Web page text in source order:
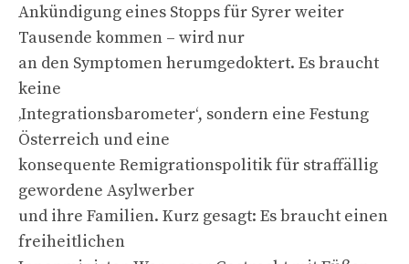
Ankündigung eines Stopps für Syrer weiter
Tausende kommen – wird nur
an den Symptomen herumgedoktert. Es braucht
keine
‚Integrationsbarometer‘, sondern eine Festung
Österreich und eine
konsequente Remigrationspolitik für straffällig
gewordene Asylwerber
und ihre Familien. Kurz gesagt: Es braucht einen
freiheitlichen